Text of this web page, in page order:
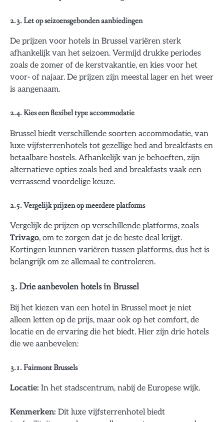
2.3. Let op seizoensgebonden aanbiedingen
De prijzen voor hotels in Brussel variëren sterk
afhankelijk van het seizoen. Vermijd drukke periodes
zoals de zomer of de kerstvakantie, en kies voor het
voor- of najaar. De prijzen zijn meestal lager en het weer
is aangenaam.
2.4. Kies een flexibel type accommodatie
Brussel biedt verschillende soorten accommodatie, van
luxe vijfsterrenhotels tot gezellige bed and breakfasts en
betaalbare hostels. Afhankelijk van je behoeften, zijn
alternatieve opties zoals bed and breakfasts vaak een
verrassend voordelige keuze.
2.5. Vergelijk prijzen op meerdere platforms
Vergelijk de prijzen op verschillende platforms, zoals
Trivago, om te zorgen dat je de beste deal krijgt.
Kortingen kunnen variëren tussen platforms, dus het is
belangrijk om ze allemaal te controleren.
3. Drie aanbevolen hotels in Brussel
Bij het kiezen van een hotel in Brussel moet je niet
alleen letten op de prijs, maar ook op het comfort, de
locatie en de ervaring die het biedt. Hier zijn drie hotels
die we aanbevelen:
3.1. Fairmont Brussels
Locatie: In het stadscentrum, nabij de Europese wijk.
Kenmerken: Dit luxe vijfsterrenhotel biedt